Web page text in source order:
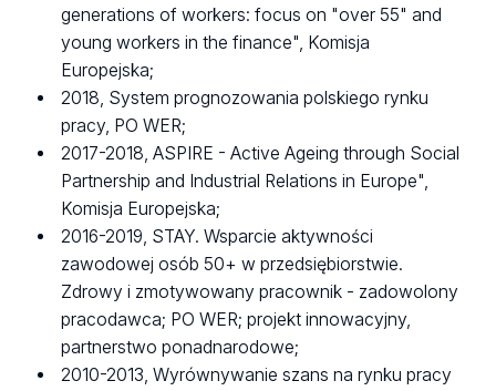
generations of workers: focus on "over 55" and
young workers in the finance", Komisja
Europejska;
2018, System prognozowania polskiego rynku
pracy, PO WER;
2017-2018, ASPIRE - Active Ageing through Social
Partnership and Industrial Relations in Europe",
Komisja Europejska;
2016-2019, STAY. Wsparcie aktywności
zawodowej osób 50+ w przedsiębiorstwie.
Zdrowy i zmotywowany pracownik - zadowolony
pracodawca; PO WER; projekt innowacyjny,
partnerstwo ponadnarodowe;
2010-2013, Wyrównywanie szans na rynku pracy